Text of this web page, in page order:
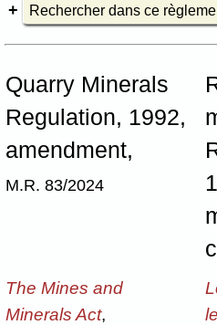
Rechercher dans ce
Quarry Minerals
Regulation, 1992,
amendment,
M.R. 83/2024
The Mines and
Minerals Act,